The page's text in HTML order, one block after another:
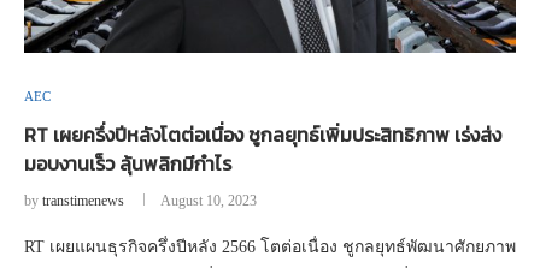
AEC
RT เผยครึ่งปีหลังโตต่อเนื่อง ชูกลยุทธ์เพิ่มประสิทธิภาพ เร่งส่ง
มอบงานเร็ว ลุ้นพลิกมีกำไร
by transtimenews August 10, 2023
RT เผยแผนธุรกิจครึ่งปีหลัง 2566 โตต่อเนื่อง ชูกลยุทธ์พัฒนาศักยภาพ